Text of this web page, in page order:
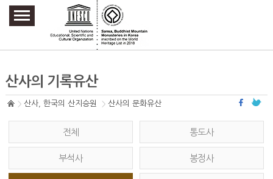
주요메뉴 바로가기
본문 바로가기
하단메뉴 바로가기
산사의 기록유산
산사, 한국의 산지승원 산사의 문화유산
전체 통도사
부석사 봉정사